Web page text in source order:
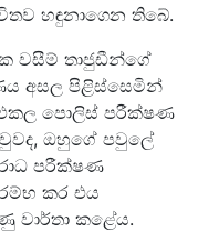
හඳුනාගෙන තිබේ.
වසීම් තාජුඩීන්ගේ
අසල පිළිස්සෙමින්
පොලිස් පරීක්ෂණ
ඔහුගේ පවුලේ
පරීක්ෂණ
කර එය
කළේය.